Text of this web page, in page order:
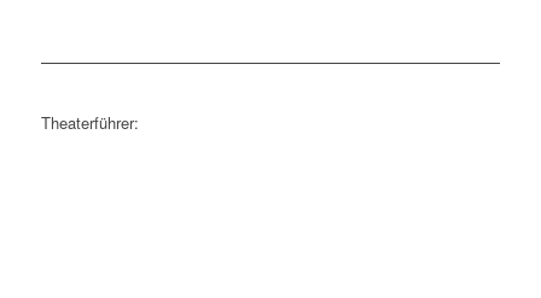
Theaterführer: